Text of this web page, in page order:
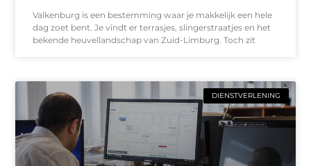
Valkenburg is een bestemming waar je makkelijk een hele
dag zoet bent. Je vindt er terrasjes, slingerstraatjes en het
bekende heuvellandschap van Zuid-Limburg. Toch zit
DIENSTVERLENING